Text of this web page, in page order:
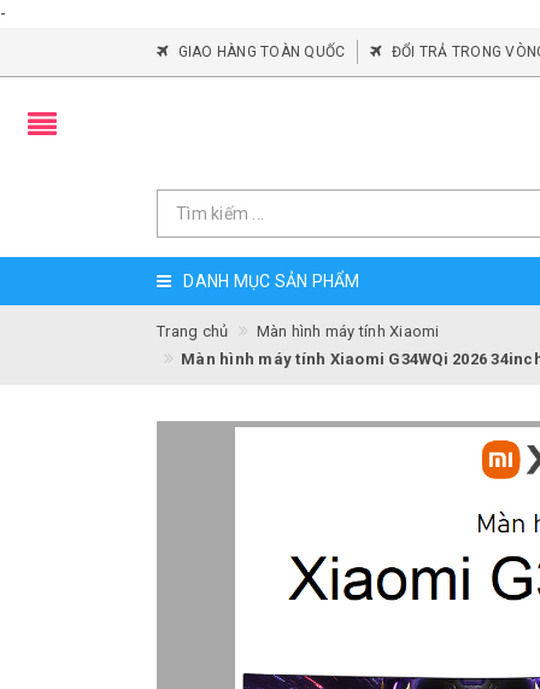
-
GIAO HÀNG TOÀN QUỐC ĐỔI TRẢ TRONG
DANH MỤC SẢN PHẨM
Trang chủ
Màn hình máy tính Xiaomi
Màn hình máy tính Xiaomi G34WQi 2026